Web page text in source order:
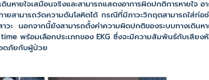
ยใจเสมือนจริงและสามารถแสดงอาการผิดปกติการหายใจ อ
สามารถวัดความดันโลหิตได้ กรณีที่มีภาวะวิกฤตสามารถใส่ท่อช่
ะ นอกจากนี้ยังสามารถตั้งค่าความผิดปกติของระบบทางเดินหา
พร้อมเลือกประเภทของ EKG ซึ่งจะมีความสัมพันธ์กับเสียงหั
อดภัยกับผู้ป่วย